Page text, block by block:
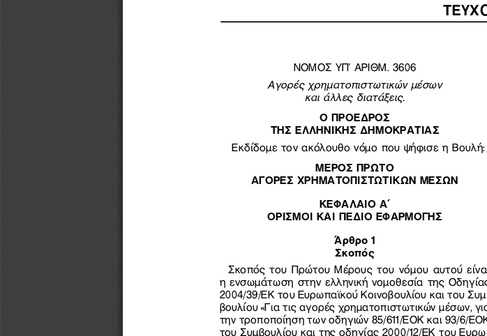
ΝΟΜΟΣ ΥΠ’ ΑΡΙΘΜ. 3606
Αγορές χρηματοπιστωτικών μέσων
και άλλες διατάξεις.
Ο ΠΡΟΕΔΡΟΣ
ΤΗΣ ΕΛΛΗΝΙΚΗΣ ΔΗΜΟΚΡΑΤΙΑΣ
Εκδίδομε τον ακόλουθο νόμο που ψήφισε η Βουλή:
ΜΕΡΟΣ ΠΡΩΤΟ
ΑΓΟΡΕΣ ΧΡΗΜΑΤΟΠΙΣΤΩΤΙΚΩΝ ΜΕΣΩΝ
ΚΕΦΑΛΑΙΟ Α ́
ΟΡΙΣΜΟΙ ΚΑΙ ΠΕΔΙΟ ΕΦΑΡΜΟΓΗΣ
Άρθρο 1
Σκοπός
Σκοπός του Πρώτου Μέρους του νόμου αυτού
η ενσωμάτωση στην ελληνική νομοθεσία της
2004/39/ΕΚ του Ευρωπαϊκού Κοινοβουλίου και του
βουλίου «Για τις αγορές χρηματοπιστωτικών μέσων,
την τροποποίηση των οδηγιών 85/611/ΕΟΚ και 93/6/